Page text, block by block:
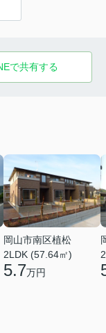
で共有する
岡山市南区植松
2LDK (57.64㎡)
5.7万円